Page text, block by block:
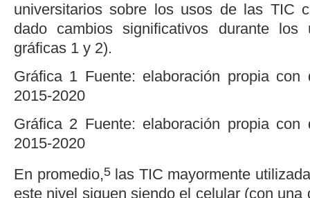
universitarios sobre los usos de las TIC
dado cambios significativos durante
gráficas 1 y 2).
Gráfica 1 Fuente: elaboración propia
2015-2020
Gráfica 2 Fuente: elaboración propia
2015-2020
En promedio,5las TIC mayormente
este nivel siguen siendo el celular (con